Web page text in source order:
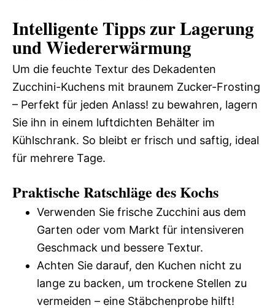
Intelligente Tipps zur Lagerung
und Wiedererwärmung
Um die feuchte Textur des Dekadenten
Zucchini-Kuchens mit braunem Zucker-Frosting
– Perfekt für jeden Anlass! zu bewahren, lagern
Sie ihn in einem luftdichten Behälter im
Kühlschrank. So bleibt er frisch und saftig, ideal
für mehrere Tage.
Praktische Ratschläge des Kochs
Verwenden Sie frische Zucchini aus dem
Garten oder vom Markt für intensiveren
Geschmack und bessere Textur.
Achten Sie darauf, den Kuchen nicht zu
lange zu backen, um trockene Stellen zu
vermeiden – eine Stäbchenprobe hilft!